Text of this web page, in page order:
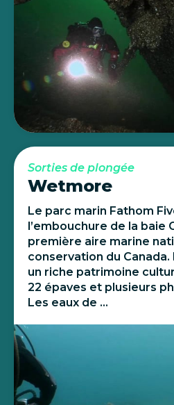
Sorties de plongée
Wetmore
Le parc marin Fathom
l’embouchure de la baie
première aire marine
conservation du
un riche patrimoine
22 épaves et plusieurs
Les eaux de ...